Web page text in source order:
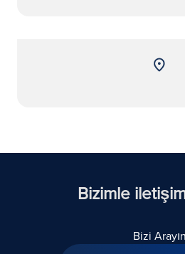
Bizimle
Bizi Arayın